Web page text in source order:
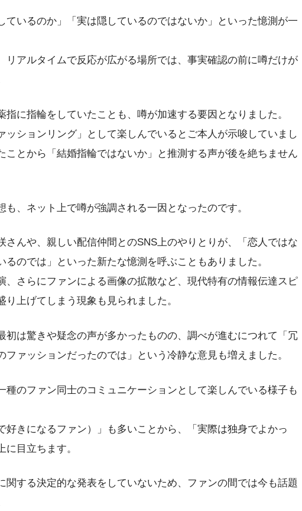
ているのか」「実は隠しているのではないか」といった憶測が一
リアルタイムで反応が広がる場所では、事実確認の前に噂だけが
指に指輪をしていたことも、噂が加速する要因となりました。
ッションリング」として楽しんでいるとご本人が示唆していまし
ことから「結婚指輪ではないか」と推測する声が後を絶ちません
も、ネット上で噂が強調される一因となったのです。
さんや、親しい配信仲間とのSNS上のやりとりが、「恋人ではな
るのでは」といった新たな憶測を呼ぶこともありました。
、さらにファンによる画像の拡散など、現代特有の情報伝達スピ
上げてしまう現象も見られました。
初は驚きや疑念の声が多かったものの、調べが進むにつれて「冗
ファッションだったのでは」という冷静な意見も増えました。
種のファン同士のコミュニケーションとして楽しんでいる様子も
好きになるファン）」も多いことから、「実際は独身でよかっ
に目立ちます。
関する決定的な発表をしていないため、ファンの間では今も話題